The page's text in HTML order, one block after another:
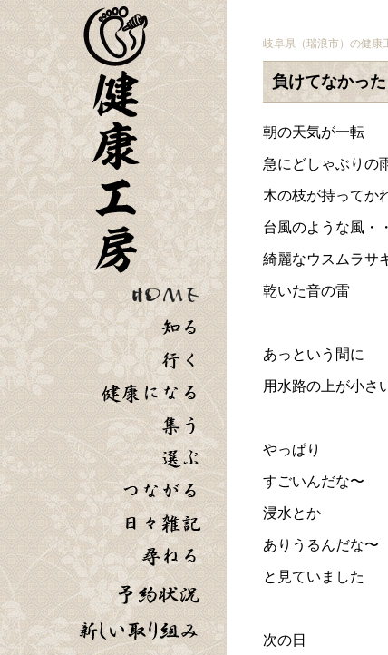
岐阜県（瑞浪市）の健康
負けてなかった
朝の天気が一転
急にどしゃぶりの
木の枝が持ってか
台風のような風・
綺麗なウスムラサ
乾いた音の雷
あっという間に
用水路の上が小さ
やっぱり
すごいんだな〜
浸水とか
ありうるんだな〜
と見ていました
次の日